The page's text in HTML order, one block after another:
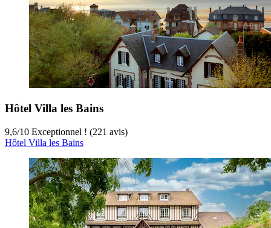
Hôtel Villa les Bains
9,6/10 Exceptionnel ! (221 avis)
Hôtel Villa les Bains